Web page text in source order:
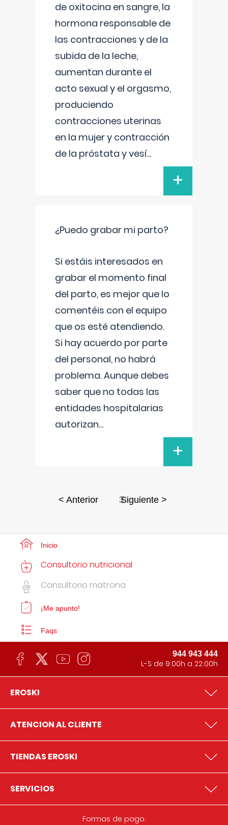
de oxitocina en sangre, la
hormona responsable de
las contracciones y de la
subida de la leche,
aumentan durante el
acto sexual y el orgasmo,
produciendo
contracciones uterinas
en la mujer y contracción
de la próstata y vesí...
+
¿Puedo grabar mi parto?
Si estáis interesados en
grabar el momento final
del parto, es mejor que lo
comentéis con el equipo
que os esté atendiendo.
Si hay acuerdo por parte
del personal, no habrá
problema. Aunque debes
saber que no todas las
entidades hospitalarias
autorizan...
+
< Anterior 3Siguiente >
Inicio
Consultorio nutricional
Consultorio matrona
¡Me apunto!
Faqs
944 943 444
L-S de 9:00h a 22:00h
EROSKI
ATENCION AL CLIENTE
TIENDAS EROSKI
SERVICIOS
Formas de pago: